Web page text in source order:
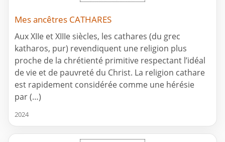
Mes ancêtres CATHARES
Aux XIIe et XIIIe siècles, les cathares (du grec
katharos, pur) revendiquent une religion plus
proche de la chrétienté primitive respectant l’idéal
de vie et de pauvreté du Christ. La religion cathare
est rapidement considérée comme une hérésie
par (…)
2024